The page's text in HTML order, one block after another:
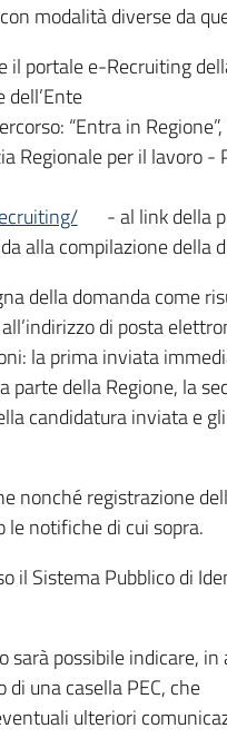
modalità diverse da
portale e-Recruiting
“Entra in
Regionale per il lavoro -
- al link della
alla compilazione della
della domanda come
di posta
la prima inviata
parte della Regione, la
candidatura inviata e
nonché registrazione
le notifiche di cui sopra.
il Sistema Pubblico di
sarà possibile indicare, in
una casella PEC, che
ulteriori